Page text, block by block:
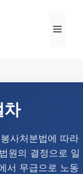
차
사처분법에 따라
원의 결정으로 일
서 무급으로 노동